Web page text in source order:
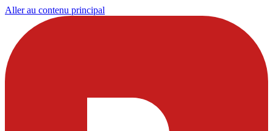
Aller au contenu principal